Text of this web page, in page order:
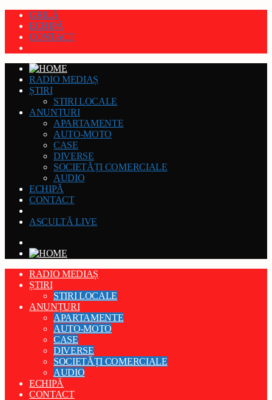
GRILĂ
ECHIPĂ
CONTACT
RADIO MEDIAȘ
ȘTIRI
STIRI LOCALE
ANUNȚURI
APARTAMENTE
AUTO-MOTO
CASE
DIVERSE
SOCIETĂȚI COMERCIALE
AUDIO
ECHIPĂ
CONTACT
ASCULTĂ LIVE
RADIO MEDIAȘ
ȘTIRI
STIRI LOCALE
ANUNȚURI
APARTAMENTE
AUTO-MOTO
CASE
DIVERSE
SOCIETĂȚI COMERCIALE
AUDIO
ECHIPĂ
CONTACT